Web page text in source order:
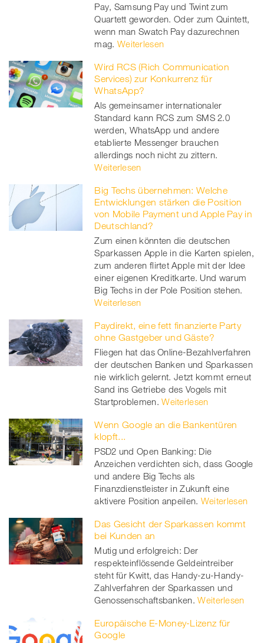
Pay, Samsung Pay und Twint zum
Quartett geworden. Oder zum Quintett,
wenn man Swatch Pay dazurechnen
mag. Weiterlesen
Wird RCS (Rich Communication
Services) zur Konkurrenz für
WhatsApp?
Als gemeinsamer internationaler
Standard kann RCS zum SMS 2.0
werden, WhatsApp und andere
etablierte Messenger brauchen
allerdings noch nicht zu zittern.
Weiterlesen
Big Techs übernehmen: Welche
Entwicklungen stärken die Position
von Mobile Payment und Apple Pay in
Deutschland?
Zum einen könnten die deutschen
Sparkassen Apple in die Karten spielen,
zum anderen flirtet Apple mit der Idee
einer eigenen Kreditkarte. Und warum
Big Techs in der Pole Position stehen.
Weiterlesen
Paydirekt, eine fett finanzierte Party
ohne Gastgeber und Gäste?
Fliegen hat das Online-Bezahlverfahren
der deutschen Banken und Sparkassen
nie wirklich gelernt. Jetzt kommt erneut
Sand ins Getriebe des Vogels mit
Startproblemen. Weiterlesen
Wenn Google an die Bankentüren
klopft...
PSD2 und Open Banking: Die
Anzeichen verdichten sich, dass Google
und andere Big Techs als
Finanzdienstleister in Zukunft eine
aktivere Position anpeilen. Weiterlesen
Das Gesicht der Sparkassen kommt
bei Kunden an
Mutig und erfolgreich: Der
respekteinflössende Geldeintreiber
steht für Kwitt, das Handy-zu-Handy-
Zahlverfahren der Sparkassen und
Genossenschaftsbanken. Weiterlesen
Europäische E-Money-Lizenz für
Google